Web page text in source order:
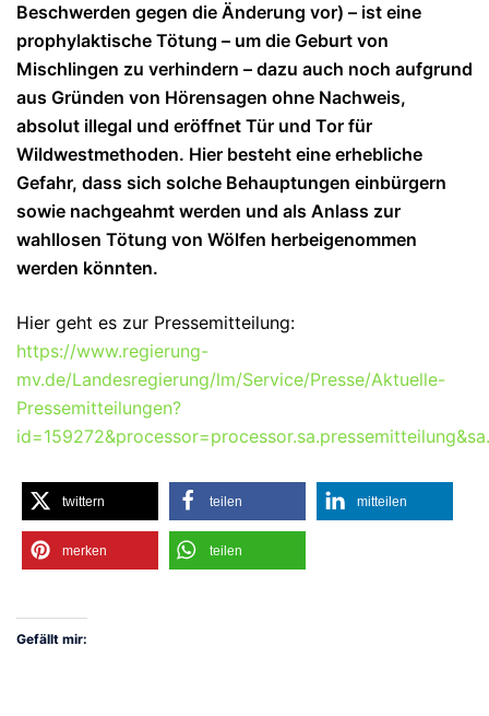
Beschwerden gegen die Änderung vor) – ist eine
prophylaktische Tötung – um die Geburt von
Mischlingen zu verhindern – dazu auch noch aufgrund
aus Gründen von Hörensagen ohne Nachweis,
absolut illegal und eröffnet Tür und Tor für
Wildwestmethoden. Hier besteht eine erhebliche
Gefahr, dass sich solche Behauptungen einbürgern
sowie nachgeahmt werden und als Anlass zur
wahllosen Tötung von Wölfen herbeigenommen
werden könnten.
Hier geht es zur Pressemitteilung:
https://www.regierung-
mv.de/Landesregierung/lm/Service/Presse/Aktuelle-
Pressemitteilungen?
twittern teilen mitteilen
merken teilen
Gefällt mir: